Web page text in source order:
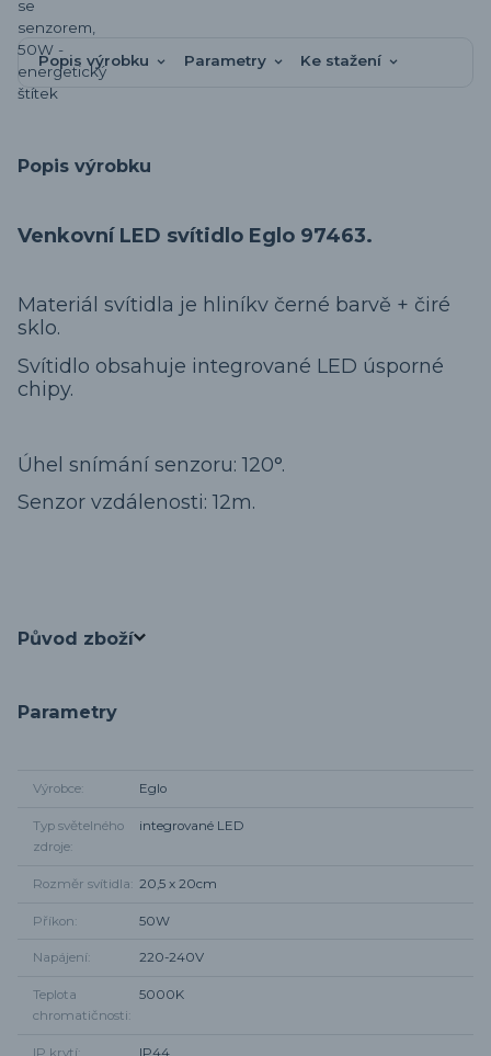
Popis výrobku Parametry Ke stažení
Popis výrobku
Venkovní LED svítidlo Eglo 97463.
Materiál svítidla je hliníkv černé barvě + čiré
sklo.
Svítidlo obsahuje integrované LED úsporné
chipy.
Úhel snímání senzoru: 120°.
Senzor vzdálenosti: 12m.
Původ zboží
Parametry
Výrobce Eglo
Typ světelného
zdroje
integrované LED
Rozměr svítidla 20,5 x 20cm
Příkon 50W
Napájení 220-240V
Teplota
chromatičnosti
5000K